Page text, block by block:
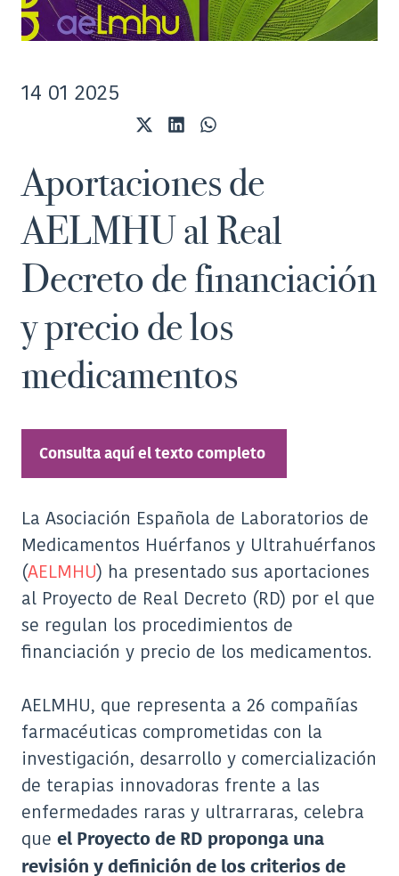
14 01 2025
Compartir
(Twitter)
CompartirCompartir
Aportaciones de
AELMHU al Real
Decreto de financiación
y precio de los
medicamentos
Consulta aquí el texto completo
La Asociación Española de Laboratorios de
Medicamentos Huérfanos y Ultrahuérfanos
(AELMHU) ha presentado sus aportaciones
al Proyecto de Real Decreto (RD) por el que
se regulan los procedimientos de
financiación y precio de los medicamentos.
AELMHU, que representa a 26 compañías
farmacéuticas comprometidas con la
investigación, desarrollo y comercialización
de terapias innovadoras frente a las
enfermedades raras y ultrarraras, celebra
que el Proyecto de RD proponga una
revisión y definición de los criterios de